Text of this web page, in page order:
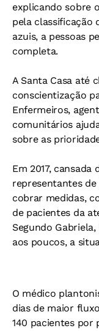
explicando sobre
pela classificação
azuis, a pessoas
completa.
A Santa Casa até
conscientização
Enfermeiros,
comunitários
sobre as
Em 2017,
representantes de
cobrar medidas,
de pacientes da
Segundo
aos poucos, a
O médico
dias de maior
140 pacientes por